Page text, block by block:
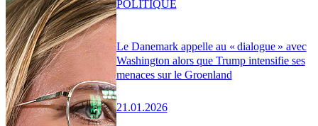
Le Danemark appelle au « dialogue » avec
Washington alors que Trump intensifie ses
menaces sur le Groenland
21.01.2026
POLITIQUE